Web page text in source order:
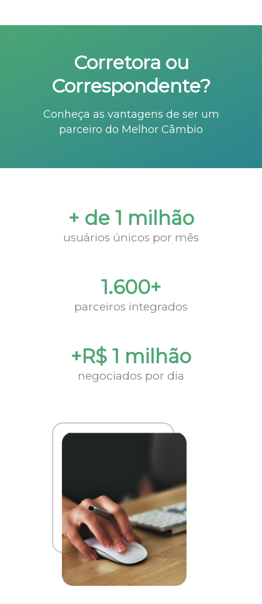
Corretora ou
Correspondente?
Conheça as vantagens de ser um
parceiro do Melhor Câmbio
+ de 1 milhão
usuários únicos por mês
1.600+
parceiros integrados
+R$ 1 milhão
negociados por dia